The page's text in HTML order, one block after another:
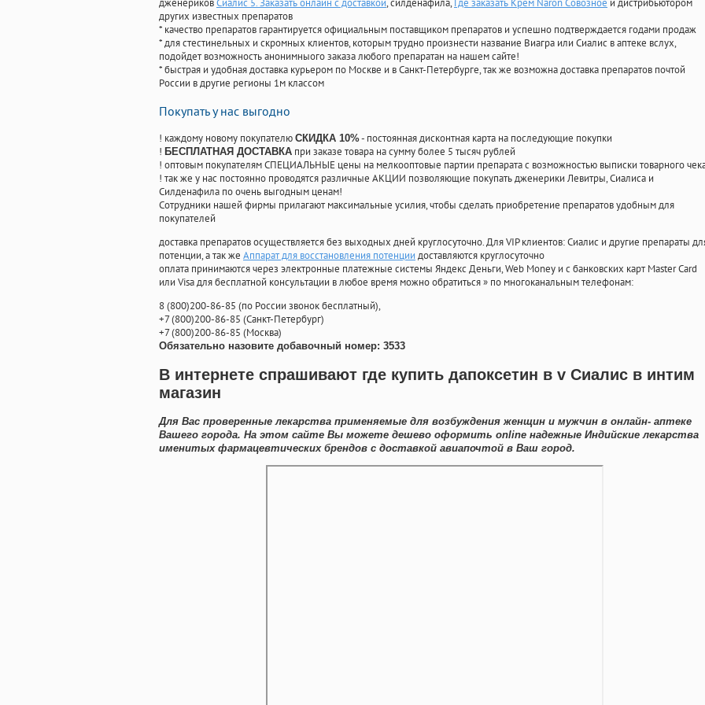
дженериковСиалис 5. Заказать онлайн с доставкой, силденафила, Где заказать Крем Naron Совозное и дистрибьютором
других известных препаратов
* качество препаратов гарантируется официальным поставщиком препаратов и успешно подтверждается годами продаж
* для стестинельных и скромных клиентов, которым трудно произнести название Виагра или Сиалис в аптеке вслух,
подойдет возможность анонимныого заказа любого препаратан на нашем сайте!
* быстрая и удобная доставка курьером по Москве и в Санкт-Петербурге, так же возможна доставка препаратов почтой
России в другие регионы 1м классом
Покупать у нас выгодно
! каждому новому покупателю СКИДКА 10%- постоянная дисконтная карта на последующие покупки
! БЕСПЛАТНАЯ ДОСТАВКА при заказе товара на сумму более 5 тысяч рублей
! оптовым покупателям СПЕЦИАЛЬНЫЕ цены на мелкооптовые партии препарата с возможностью выписки товарного
! так же у нас постоянно проводятся различные АКЦИИ позволяющие покупать дженерики Левитры, Сиалиса и
Силденафила по очень выгодным ценам!
Cотрудники нашей фирмы прилагают максимальные усилия, чтобы сделать приобретение препаратов удобным для
покупателей
доставка препаратов осуществляется без выходных дней круглосуточно. Для VIP клиентов: Сиалис и другие препараты
потенции, а так же Аппарат для восстановления потенции доставляются круглосуточно
оплата принимаются через электронные платежные системы Яндекс Деньги, Web Money и с банковских карт Master Card
или Visa для бесплатной консультации в любое время можно обратиться» по многоканальным телефонам:
8(800)200-86-85 (по России звонок бесплатный),
+7(800)200-86-85 (Санкт-Петербург)
+7(800)200-86-85 (Москва)
Обязательно назовите добавочный номер: 3533
В интернете спрашивают где купить дапоксетин в v Сиалис в интим
магазин
Для Вас проверенные лекарства применяемые для возбуждения женщин и мужчин в онлайн- аптеке
Вашего города. На этом сайте Вы можете дешево оформить online надежные Индийские лекарства
именитых фармацевтических брендов с доставкой авиапочтой в Ваш город.